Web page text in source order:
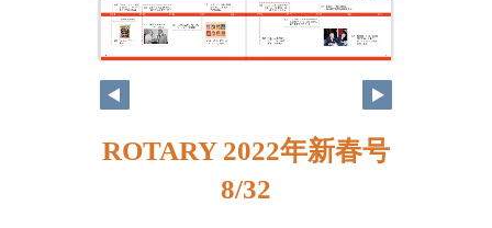
ROTARY 2022年新春号
8/32